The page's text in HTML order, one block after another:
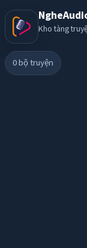
Kho tàng
0bộ truyện